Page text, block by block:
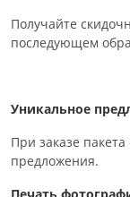
Получайте
последующем
Уникальное
При заказе
предложения.